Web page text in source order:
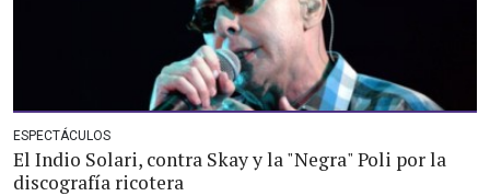
ESPECTÁCULOS
El Indio Solari, contra Skay y la "Negra" Poli por la
discografía ricotera